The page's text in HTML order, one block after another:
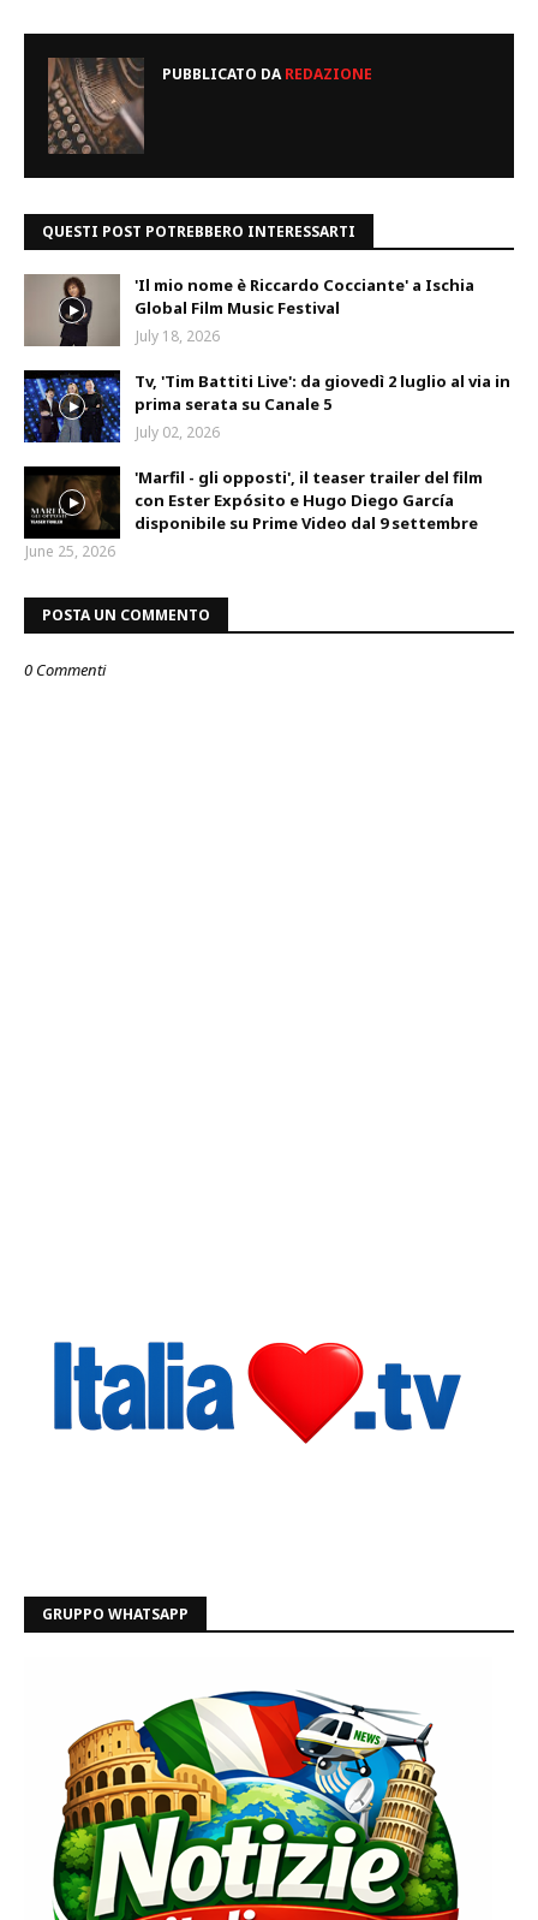
PUBBLICATO DAREDAZIONE
QUESTI POST POTREBBERO INTERESSARTI
'Il mio nome è Riccardo Cocciante' a Ischia
Global Film Music Festival
July 18, 2026
Tv, 'Tim Battiti Live': da giovedì 2 luglio al via in
prima serata su Canale 5
July 02, 2026
'Marfil - gli opposti', il teaser trailer del film
con Ester Expósito e Hugo Diego García
disponibile su Prime Video dal 9 settembre
June 25, 2026
POSTA UN COMMENTO
0 Commenti
GRUPPO WHATSAPP